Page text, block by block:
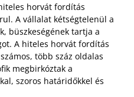
horvát fordítás
A vállalat kétségtelenül a
büszkeségének tartja a
A hiteles horvát fordítás
több száz oldalas
megbirkóztak a
szoros határidőkkel és